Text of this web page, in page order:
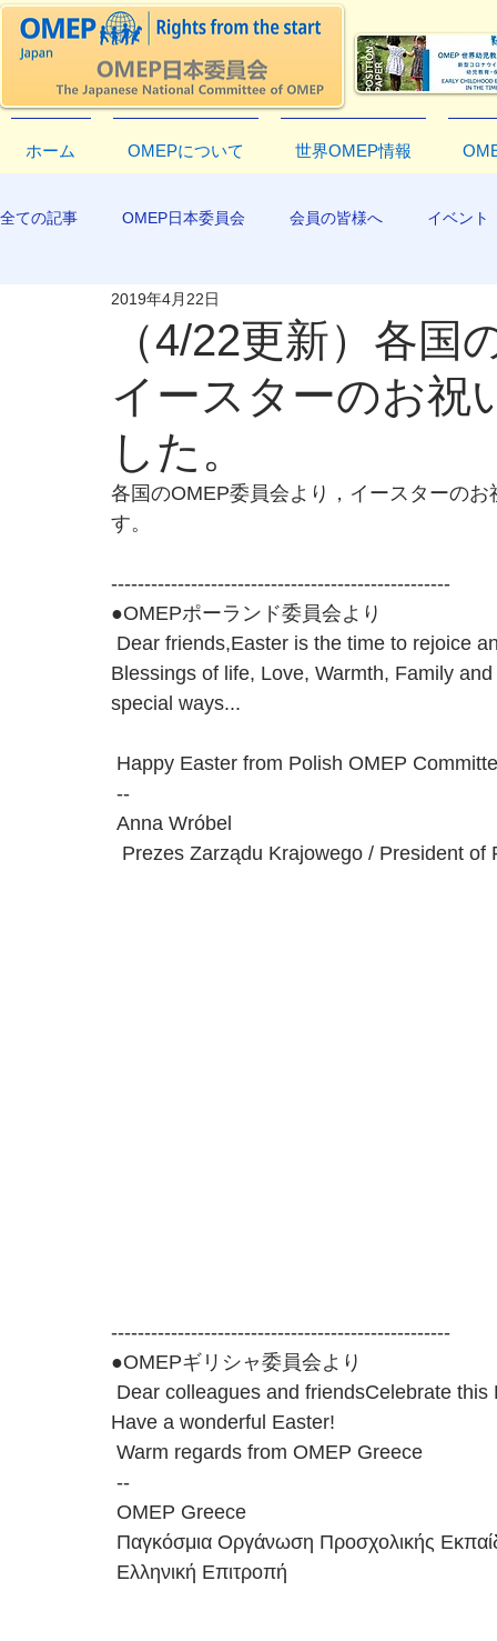
ホーム OMEPについて 世界OMEP情報
全ての記事 OMEP日本委員会 会員の皆様へ イベント
EXCO-COMMUNICATION
（4/22更新）各国
イースターのお祝
した。
2019年4月22日
各国のOMEP委員会より，イースターの
す。
---------------------------------------------------
●OMEPポーランド委員会より
Dear friends,Easter is the time to rejoice
Blessings of life, Love, Warmth, Family
special ways...
Happy Easter from Polish OMEP
--
Anna Wróbel
Prezes Zarządu Krajowego / President
---------------------------------------------------
●OMEPギリシャ委員会より
Have a wonderful Easter!
Warm regards from OMEP Greece
--
OMEP Greece
Παγκόσμια Οργάνωση Προσχολικής
Ελληνική Επιτροπή